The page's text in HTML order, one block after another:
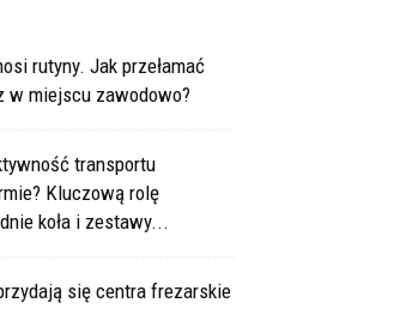
rutyny. Jak przełamać
w miejscu zawodowo?
transportu
Kluczową rolę
koła i zestawy...
się centra frezarskie